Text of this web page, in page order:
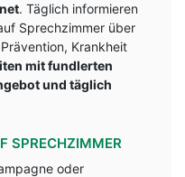
. Täglich informieren
Sprechzimmer über
Krankheit
mit fundlerten
und täglich
SPRECHZIMMER
oder